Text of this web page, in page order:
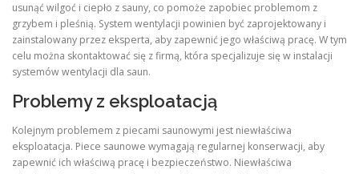
usunąć wilgoć i ciepło z sauny, co pomoże zapobiec problemom z
grzybem i pleśnią. System wentylacji powinien być zaprojektowany i
zainstalowany przez eksperta, aby zapewnić jego właściwą pracę. W tym
celu można skontaktować się z firmą, która specjalizuje się w instalacji
systemów wentylacji dla saun.
Problemy z eksploatacją
Kolejnym problemem z piecami saunowymi jest niewłaściwa
eksploatacja. Piece saunowe wymagają regularnej konserwacji, aby
zapewnić ich właściwą pracę i bezpieczeństwo. Niewłaściwa